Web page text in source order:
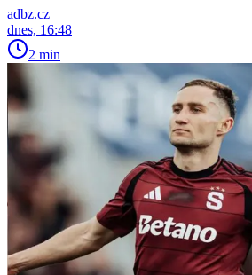
adbz.cz
dnes, 16:48
2 min